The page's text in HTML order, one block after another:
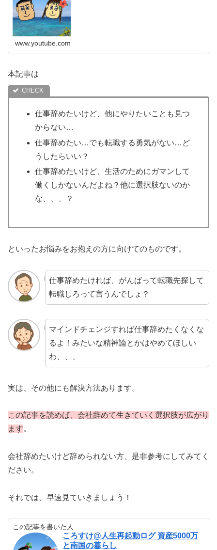
www.youtube.com
本記事は
仕事辞めたいけど、他にやりたいことも見つ
からない…
仕事辞めたい…でも転職する勇気がない…ど
うしたらいい？
仕事辞めたいけど、生活のためにガマンして
働くしかないんだよね？他に選択肢ないのか
な、、、？
といったお悩みをお抱えの方に向けてのものです。
仕事辞めたければ、がんばって転職先探して
転職しろって言うんでしょ？
マインドチェンジすれば仕事辞めたくなくな
るよ！みたいな精神論とかはやめてほしい
わ、、、
実は、その他にも解決方法あります。
この記事を読めば、会社辞めて生きていく選択肢が広がり
ます。
会社辞めたいけど辞められない方、是非参考にしてみてく
ださい。
それでは、早速見ていきましょう！
この記事を書いた人
ころすけ@人生再起動ログ 資産5000万
と南国の暮らし